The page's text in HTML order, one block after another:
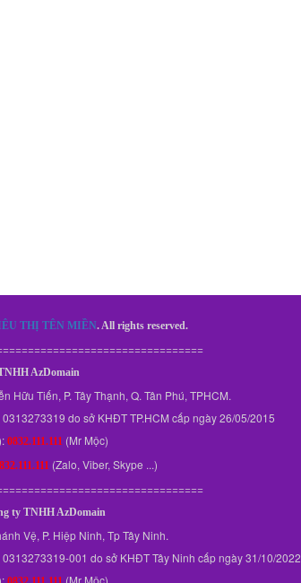
THỊ TÊN MIỀN. All rights reserved.
AzDomain
Hữu Tiến, P. Tây Thạnh, Q. Tân Phú, TPHCM.
do sở KHĐT TP.HCM cấp ngày 26/05/2015
0832.111.111 (Mr Mộc)
(Zalo, Viber, Skype ...)
ty TNHH AzDomain
Vệ, P. Hiệp Ninh, Tp Tây Ninh.
001 do sở KHĐT Tây Ninh cấp ngày 31/10/2022
(Mr Mộc)